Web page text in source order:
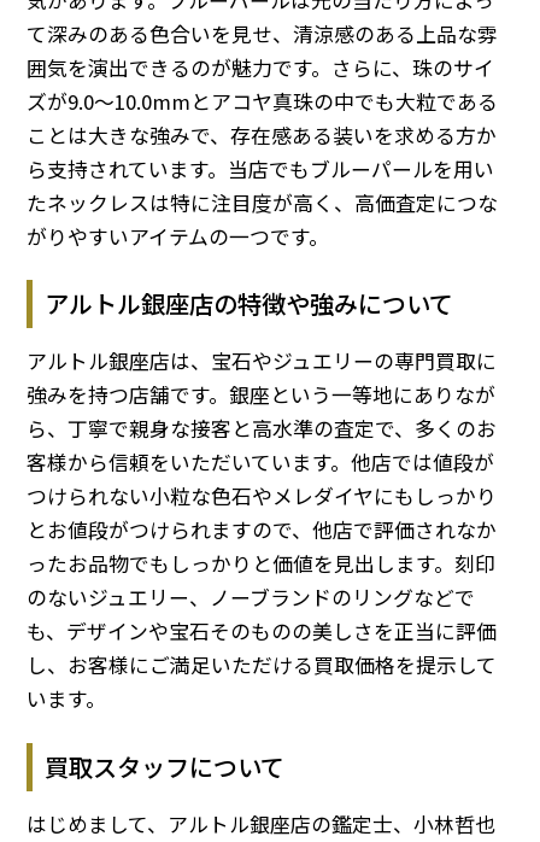
て深みのある色合いを見せ、清涼感のある上品な雰
囲気を演出できるのが魅力です。さらに、珠のサイ
ズが9.0〜10.0mmとアコヤ真珠の中でも大粒である
ことは大きな強みで、存在感ある装いを求める方か
ら支持されています。当店でもブルーパールを用い
たネックレスは特に注目度が高く、高価査定につな
がりやすいアイテムの一つです。
アルトル銀座店の特徴や強みについて
アルトル銀座店は、宝石やジュエリーの専門買取に
強みを持つ店舗です。銀座という一等地にありなが
ら、丁寧で親身な接客と高水準の査定で、多くのお
客様から信頼をいただいています。他店では値段が
つけられない小粒な色石やメレダイヤにもしっかり
とお値段がつけられますので、他店で評価されなか
ったお品物でもしっかりと価値を見出します。刻印
のないジュエリー、ノーブランドのリングなどで
も、デザインや宝石そのものの美しさを正当に評価
し、お客様にご満足いただける買取価格を提示して
います。
買取スタッフについて
はじめまして、アルトル銀座店の鑑定士、小林哲也